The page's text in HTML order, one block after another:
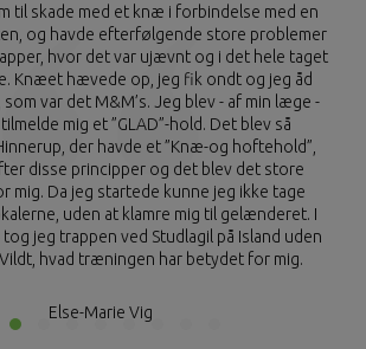
til skade med et knæ i forbindelse med en
og havde efterfølgende store problemer
hvor det var ujævnt og i det hele taget
Knæet hævede op, jeg fik ondt og jeg åd
var det M&M’s. Jeg blev - af min læge -
mig et ”GLAD”-hold. Det blev så
der havde et ”Knæ-og hoftehold”,
disse principper og det blev det store
mig. Da jeg startede kunne jeg ikke tage
uden at klamre mig til gelænderet. I
jeg trappen ved Studlagil på Island uden
hvad træningen har betydet for mig.
Else-Marie Vig